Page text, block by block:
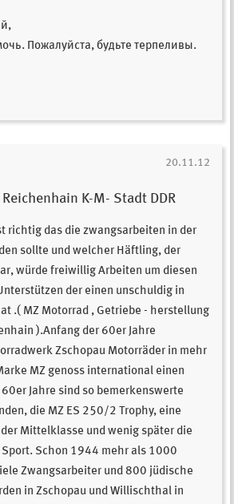
Пожалуйста, будьте терпеливы.
20.11.12
K-M- Stadt DDR
richtig das die zwangsarbeiten in der
sollte und welcher Häftling, der
würde freiwillig Arbeiten um diesen
der einen unschuldig in
.( MZ Motorrad , Getriebe - herstellung
).Anfang der 60er Jahre
Zschopau Mo­torräder in mehr
MZ genoss internatio­nal einen
60er Jahre sind so bemerkenswerte
die MZ ES 250/2 Trophy, eine
Mittelklasse und wenig später die
Sport. Schon 1944 mehr als 1000
Zwangsarbeiter und 800 jüdische
in Zschopau und Willischthal in